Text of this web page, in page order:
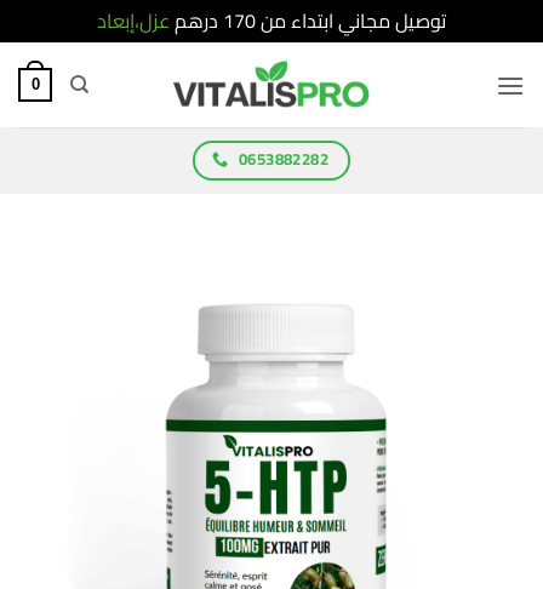
توصيل مجاني ابتداء من 170 درهم
عزل،إبعاد
0
0653882282